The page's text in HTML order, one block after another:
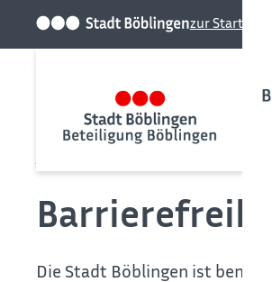
zur Startseite
Die Stadt Böblingen ist